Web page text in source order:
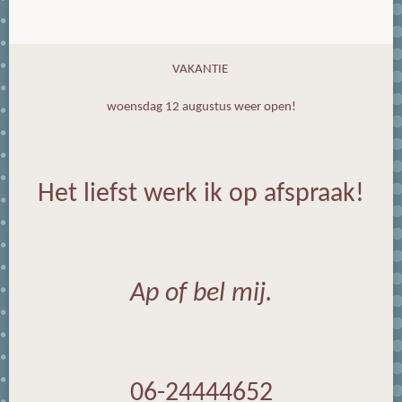
VAKANTIE
woensdag 12 augustus weer open!
Het liefst werk ik op afspraak!
Ap of bel mij.
06-24444652